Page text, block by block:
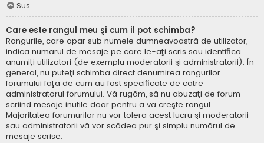
Sus
Care este rangul meu şi cum il pot schimba?
Rangurile, care apar sub numele dumneavoastră de utilizator,
indică numărul de mesaje pe care le-aţi scris sau identifică
anumiţi utilizatori (de exemplu moderatorii şi administratorii). În
general, nu puteţi schimba direct denumirea rangurilor
forumului faţă de cum au fost specificate de către
administratorul forumului. Vă rugăm, să nu abuzaţi de forum
scriind mesaje inutile doar pentru a vă creşte rangul.
Majoritatea forumurilor nu vor tolera acest lucru şi moderatorii
sau administratorii vă vor scădea pur şi simplu numărul de
mesaje scrise.